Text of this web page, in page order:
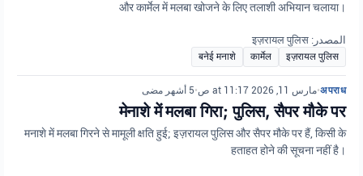
और कार्मेल में मलबा खोजने के लिए तलाशी अभियान चलाया।
المصدر: इज़रायल पुलिस
इज़रायल पुलिस
कार्मेल
बनेई मनाशे
अपराध
•مارس 11, 2026 at 11:17 ص •5 أشهر مضى
मेनाशे में मलबा गिरा; पुलिस, सैपर मौके पर
मनाशे में मलबा गिरने से मामूली क्षति हुई; इज़रायल पुलिस और सैपर मौके पर हैं, किसी के
हताहत होने की सूचना नहीं है।